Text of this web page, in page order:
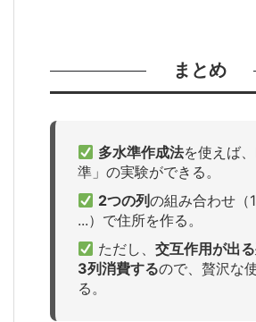
まとめ
多水準作成法を使えば
準」の実験ができる。
2つの列の組み合わせ（
...）で住所を作る。
ただし、交互作用が出
3列消費するので、贅沢な
る。